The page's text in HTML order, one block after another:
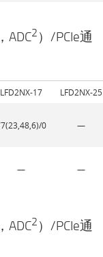
ADC2）/PCIe通
LFD2NX-17
LFD2NX-25
0 —
— —
ADC2）/PCIe通